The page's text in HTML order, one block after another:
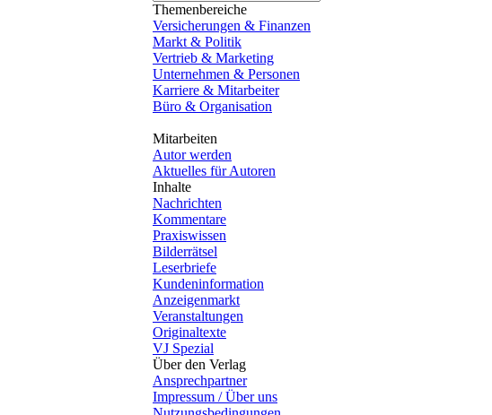
Themenbereiche
Versicherungen & Finanzen
Markt & Politik
Vertrieb & Marketing
Unternehmen & Personen
Karriere & Mitarbeiter
Büro & Organisation
Mitarbeiten
Autor werden
Aktuelles für Autoren
Inhalte
Nachrichten
Kommentare
Praxiswissen
Bilderrätsel
Leserbriefe
Kundeninformation
Anzeigenmarkt
Veranstaltungen
Originaltexte
VJ Spezial
Über den Verlag
Ansprechpartner
Impressum / Über uns